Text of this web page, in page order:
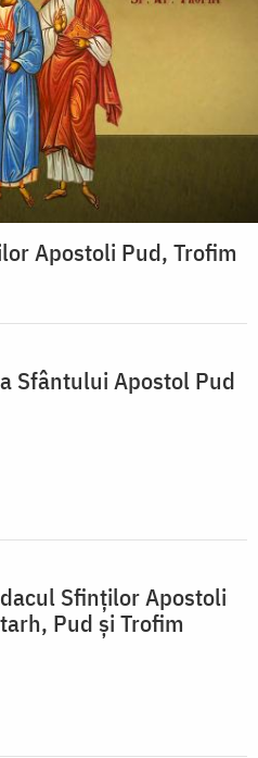
Apostoli Pud, Trofim
Sfântului Apostol Pud
Sfinţilor Apostoli
Pud şi Trofim